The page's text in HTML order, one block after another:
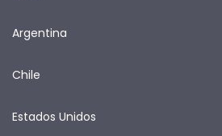
Argentina
Chile
Estados Unidos